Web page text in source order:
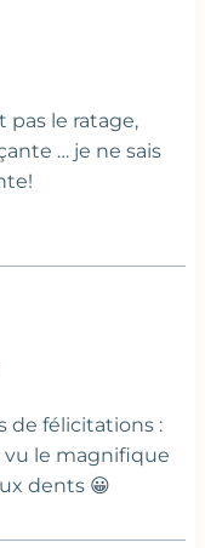
pas le ratage,
… je ne sais
de félicitations :
vu le magnifique
dents 😀